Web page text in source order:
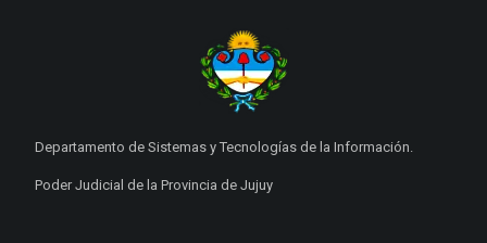
Departamento de Sistemas y Tecnologías de la Información.
Poder Judicial de la Provincia de Jujuy